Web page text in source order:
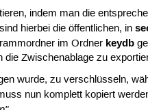
indem man die
sind hierbei die öffentlichen, in
im Ordner keydb
Zwischenablage zu
wurde, zu verschlüsseln,
nun komplett kopiert